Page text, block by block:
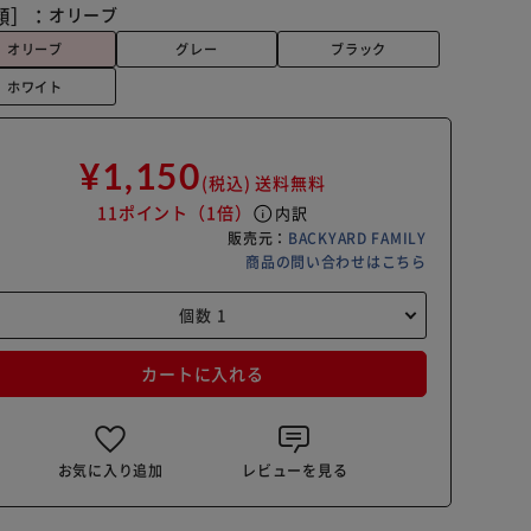
］： オリーブ
オリーブ グレー
ブラック
ホワイト
¥1,150(税込) 送料無料
11ポイント （1倍） info 内訳
販売元： BACKYARD FAMILY
商品の問い合わせはこちら
カートに入れる
お気に入り追加 レビューを見る